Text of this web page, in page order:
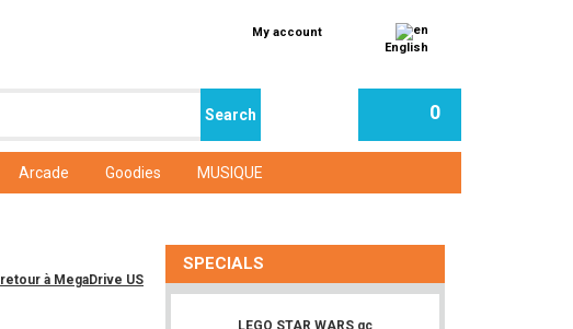
My account
English
0
Arcade Goodies MUSIQUE
retour à MegaDrive US
SPECIALS
LEGO STAR WARS gc